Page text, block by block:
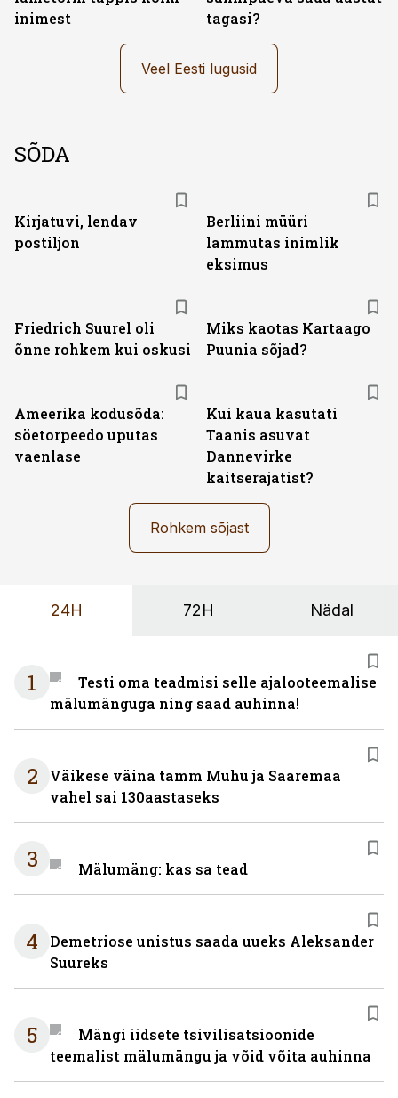
inimest
tagasi?
Veel Eesti lugusid
SÕDA
Kirjatuvi, lendav
postiljon
Berliini müüri
lammutas inimlik
eksimus
Friedrich Suurel oli
õnne rohkem kui oskusi
Miks kaotas Kartaago
Puunia sõjad?
Ameerika kodusõda:
söetorpeedo uputas
vaenlase
Kui kaua kasutati
Taanis asuvat
Dannevirke
kaitserajatist?
Rohkem sõjast
24H 72H Nädal
1
Testi oma teadmisi selle ajalooteemalise
mälumänguga ning saad auhinna!
2
Väikese väina tamm Muhu ja Saaremaa
vahel sai 130aastaseks
3 Mälumäng: kas sa tead
4
Demetriose unistus saada uueks Aleksander
Suureks
5
Mängi iidsete tsivilisatsioonide
teemalist mälumängu ja võid võita auhinna